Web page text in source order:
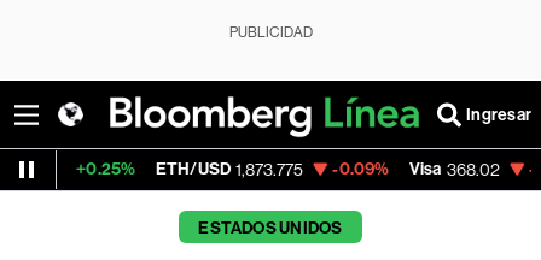
PUBLICIDAD
Ingresar
ETH/USD 1,873.775 -0.09% Visa 368.02 -0.42%
ESTADOS UNIDOS